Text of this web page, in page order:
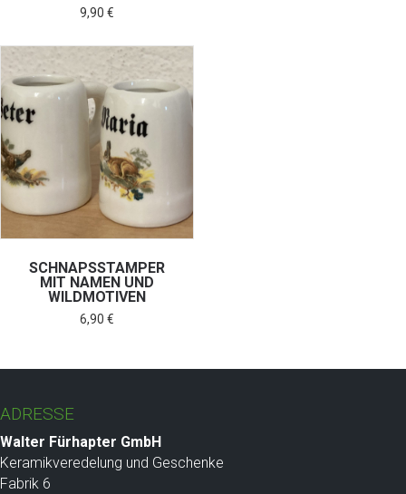
9,90 €
SCHNAPSSTAMPER
MIT NAMEN UND
WILDMOTIVEN
6,90 €
ADRESSE
Walter Fürhapter GmbH
Keramikveredelung und Geschenke
Fabrik 6